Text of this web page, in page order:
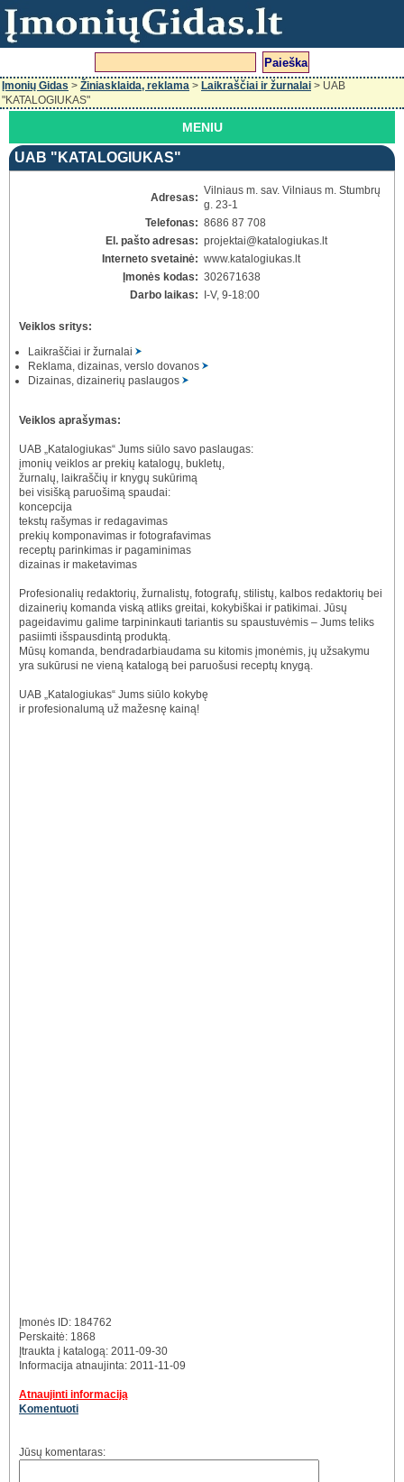
Įmonių Gidas > Žiniasklaida, reklama > Laikraščiai ir žurnalai > UAB
"KATALOGIUKAS"
MENIU
UAB "KATALOGIUKAS"
Adresas:
Vilniaus m. sav. Vilniaus m. Stumbrų
g. 23-1
Telefonas: 8686 87 708
El. pašto adresas: projektai@katalogiukas.lt
Interneto svetainė: www.katalogiukas.lt
Įmonės kodas: 302671638
Darbo laikas:
I-V, 9-18:00
Veiklos sritys:
Laikraščiai ir žurnalai
Reklama, dizainas, verslo dovanos
Dizainas, dizainerių paslaugos
Veiklos aprašymas:
UAB „Katalogiukas“ Jums siūlo savo paslaugas:
įmonių veiklos ar prekių katalogų, bukletų,
žurnalų, laikraščių ir knygų sukūrimą
bei visišką paruošimą spaudai:
koncepcija
tekstų rašymas ir redagavimas
prekių komponavimas ir fotografavimas
receptų parinkimas ir pagaminimas
dizainas ir maketavimas
Profesionalių redaktorių, žurnalistų, fotografų, stilistų, kalbos redaktorių bei
dizainerių komanda viską atliks greitai, kokybiškai ir patikimai. Jūsų
pageidavimu galime tarpininkauti tariantis su spaustuvėmis – Jums teliks
pasiimti išspausdintą produktą.
Mūsų komanda, bendradarbiaudama su kitomis įmonėmis, jų užsakymu
yra sukūrusi ne vieną katalogą bei paruošusi receptų knygą.
UAB „Katalogiukas“ Jums siūlo kokybę
ir profesionalumą už mažesnę kainą!
Įmonės ID: 184762
Perskaitė: 1868
Įtraukta į katalogą: 2011-09-30
Informacija atnaujinta: 2011-11-09
Atnaujinti informaciją
Komentuoti
Jūsų komentaras: